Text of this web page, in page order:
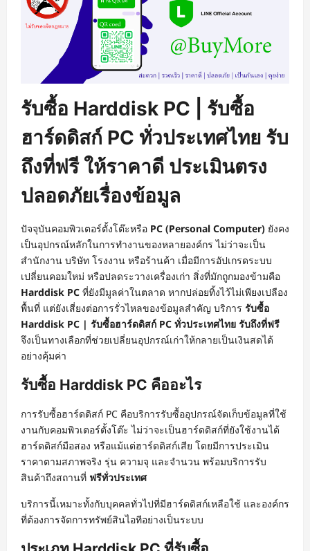
รับซื้อ Harddisk PC | รับซื้อ
ฮาร์ดดิสก์ PC ทั่วประเทศไทย รับ
ถึงที่ฟรี ให้ราคาดี ประเมินตรง
ปลอดภัยเรื่องข้อมูล
ปัจจุบันคอมพิวเตอร์ตั้งโต๊ะหรือ PC (Personal Computer) ยังคง
เป็นอุปกรณ์หลักในการทำงานของหลายองค์กร ไม่ว่าจะเป็น
สำนักงาน บริษัท โรงงาน หรือร้านค้า เมื่อมีการอัปเกรดระบบ
เปลี่ยนคอมใหม่ หรือปลดระวางเครื่องเก่า สิ่งที่มักถูกมองข้ามคือ
Harddisk PC ที่ยังมีมูลค่าในตลาด หากปล่อยทิ้งไว้ไม่เพียงเปลือง
พื้นที่ แต่ยังเสี่ยงต่อการรั่วไหลของข้อมูลสำคัญ บริการ รับซื้อ
Harddisk PC | รับซื้อฮาร์ดดิสก์ PC ทั่วประเทศไทย รับถึงที่ฟรี
จึงเป็นทางเลือกที่ช่วยเปลี่ยนอุปกรณ์เก่าให้กลายเป็นเงินสดได้
อย่างคุ้มค่า
รับซื้อ Harddisk PC คืออะไร
การรับซื้อฮาร์ดดิสก์ PC คือบริการรับซื้ออุปกรณ์จัดเก็บข้อมูลที่ใช้
งานกับคอมพิวเตอร์ตั้งโต๊ะ ไม่ว่าจะเป็นฮาร์ดดิสก์ที่ยังใช้งานได้
ฮาร์ดดิสก์มือสอง หรือแม้แต่ฮาร์ดดิสก์เสีย โดยมีการประเมิน
ราคาตามสภาพจริง รุ่น ความจุ และจำนวน พร้อมบริการรับ
สินค้าถึงสถานที่ ฟรีทั่วประเทศ
บริการนี้เหมาะทั้งกับบุคคลทั่วไปที่มีฮาร์ดดิสก์เหลือใช้ และองค์กร
ที่ต้องการจัดการทรัพย์สินไอทีอย่างเป็นระบบ